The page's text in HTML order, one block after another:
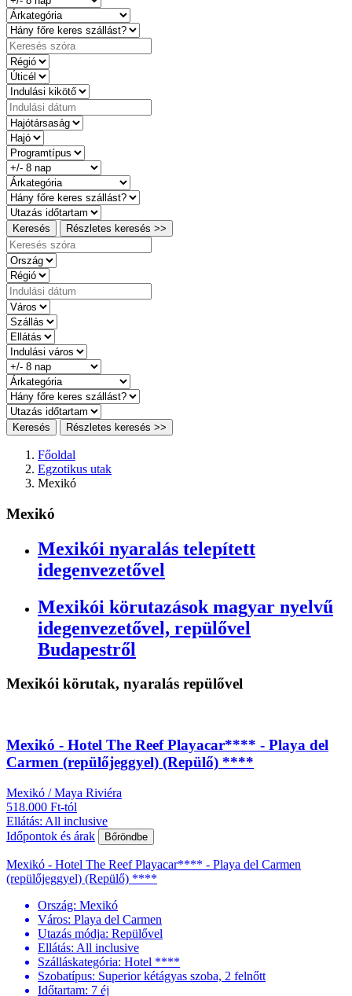
Keresés Részletes keresés >>
Keresés Részletes keresés >>
Főoldal
Egzotikus utak
Mexikó
Mexikó
Mexikói nyaralás telepített
idegenvezetővel
Mexikói körutazások magyar nyelvű
idegenvezetővel, repülővel
Budapestről
Mexikói körutak, nyaralás repülővel
Mexikó - Hotel The Reef Playacar**** - Playa del
Carmen (repülőjeggyel) (Repülő) ****
Mexikó / Maya Riviéra
518.000 Ft-tól
Ellátás: All inclusive
Időpontok és árak
Bőröndbe
Mexikó - Hotel The Reef Playacar**** - Playa del Carmen
(repülőjeggyel) (Repülő) ****
Ország: Mexikó
Város: Playa del Carmen
Utazás módja: Repülővel
Ellátás: All inclusive
Szálláskategória: Hotel ****
Szobatípus: Superior kétágyas szoba, 2 felnőtt
Időtartam: 7 éj